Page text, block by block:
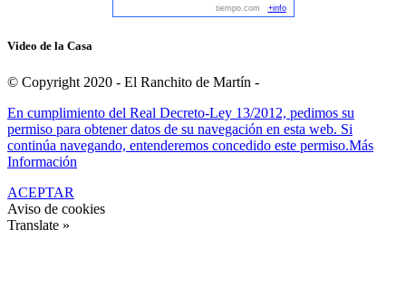
tiempo.com +info
Video de la Casa
© Copyright 2020 - El Ranchito de Martín -
En cumplimiento del Real Decreto-Ley 13/2012, pedimos su
permiso para obtener datos de su navegación en esta web. Si
continúa navegando, entenderemos concedido este permiso.Más
Información
ACEPTAR
Aviso de cookies
Translate »